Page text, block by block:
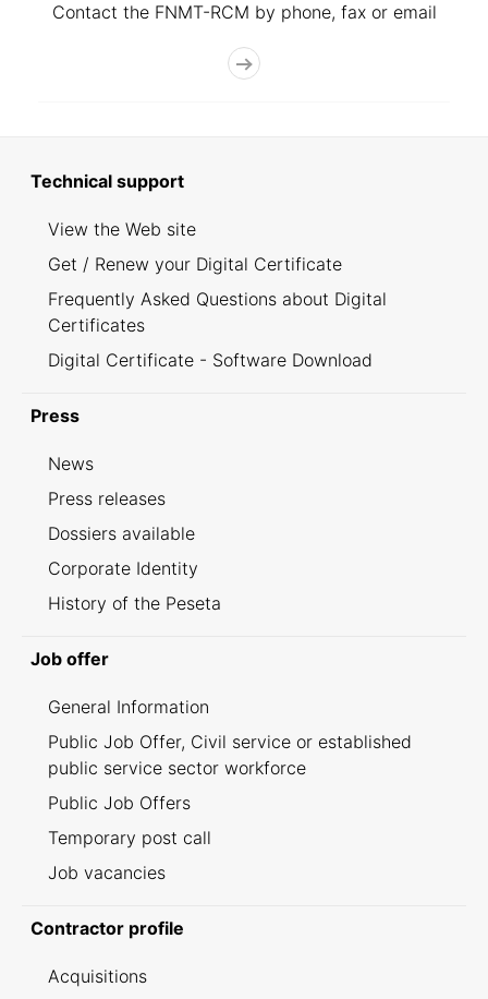
Contact the FNMT-RCM by phone, fax or email
Technical support
View the Web site
Get / Renew your Digital Certificate
Frequently Asked Questions about Digital
Certificates
Digital Certificate - Software Download
Press
News
Press releases
Dossiers available
Corporate Identity
History of the Peseta
Job offer
General Information
Public Job Offer, Civil service or established
public service sector workforce
Public Job Offers
Temporary post call
Job vacancies
Contractor profile
Acquisitions